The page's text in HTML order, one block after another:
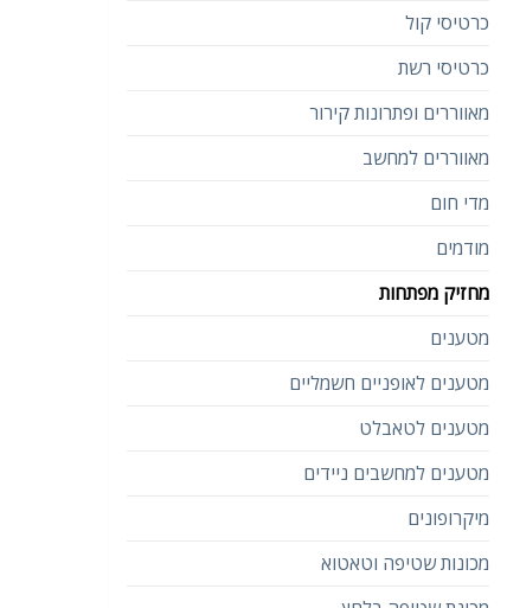
כרטיסי קול
כרטיסי רשת
מאווררים ופתרונות קירור
מאווררים למחשב
מדי חום
מודמים
מחזיק מפתחות
מטענים
מטענים לאופניים חשמליים
מטענים לטאבלט
מטענים למחשבים ניידים
מיקרופונים
מכונות שטיפה וטאטוא